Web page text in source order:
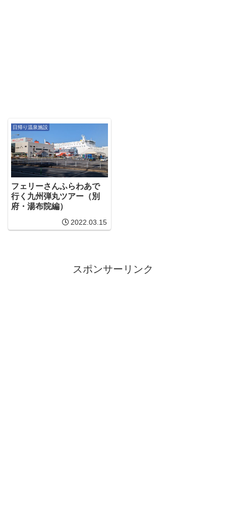
日帰り温泉施設
フェリーさんふらわあで
行く九州弾丸ツアー（別
府・湯布院編）
2022.03.15
スポンサーリンク